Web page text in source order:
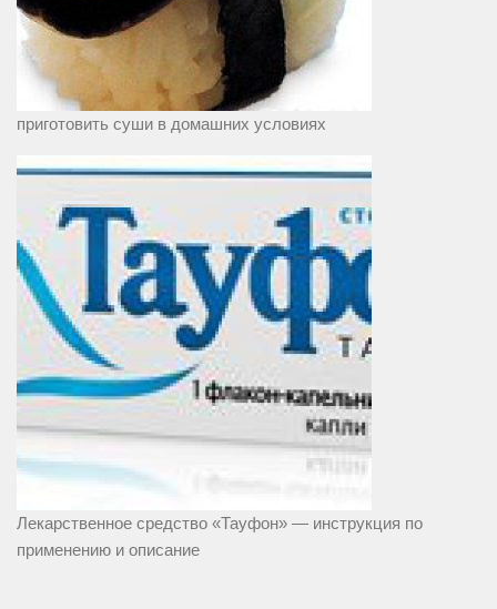
приготовить суши в домашних условиях
Лекарственное средство «Тауфон» — инструкция по
применению и описание